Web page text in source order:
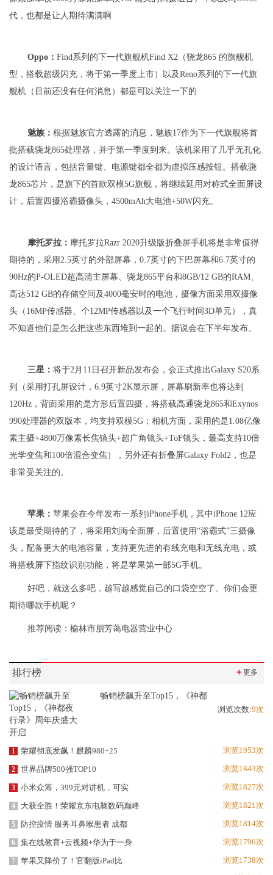
代，也都是让人期待满满啊
Oppo： Find系列的下一代旗舰机Find X2（骁龙865 的旗舰机
型，搭载超级闪充，将于第一季度上市）以及Reno系列的下一代旗
舰机（目前还没有任何消息）都是可以关注一下的
魅族： 根据魅族官方透露的消息，魅族17作为下一代旗舰将首
批搭载骁龙865处理器，并于第一季度到来。该机采用了几乎无孔化
的设计语言，包括音量键、电源键都全都为虚拟压感按钮。搭载骁
龙865芯片，是旗下的首款双模5G旗舰，将继续延用对称式全面屏设
计，后置四摄浴霸摄像头，4500mAh大电池+50W闪充。
摩托罗拉： 摩托罗拉Razr 2020升级版折叠屏手机将是非常值得
期待的，采用2.5英寸的外部屏幕，0.7英寸的下巴屏幕和6.7英寸的
90Hz的P-OLED超高清主屏幕、骁龙865平台和8GB/12 GB的RAM、
高达512 GB的存储空间及4000毫安时的电池，摄像方面采用双摄像
头（16MP传感器、个12MP传感器以及一个飞行时间3D单元），真
不知道他们是怎么把这些东西堆到一起的。据说会在下半年发布。
三星： 将于2月11日召开新品发布会，会正式推出Galaxy S20系
列（采用打孔屏设计，6.9英寸2K显示屏，屏幕刷新率也将达到
120Hz，背面采用的是方形后置四摄，将搭载高通骁龙865和Exynos
990处理器的双版本，均支持双模5G；相机方面，采用的是1.08亿像
素主摄+4800万像素长焦镜头+超广角镜头+ToF镜头，最高支持10倍
光学变焦和100倍混合变焦），另外还有折叠屏Galaxy Fold2，也是
非常受关注的。
苹果： 苹果会在今年发布一系列iPhone手机，其中iPhone 12应
该是最受期待的了，将采用刘海全面屏，后置使用“浴霸式”三摄像
头，配备更大的电池容量，支持更先进的有线充电和无线充电，或
将搭载屏下指纹识别功能，将是苹果第一部5G手机。
好吧，就这么多吧，越写越感觉自己的口袋空空了。你们会更
期待哪款手机呢？
推荐阅读： 榆林市朋芳蔼电器营业中心
排行榜 ＋更多
畅销榜飙升至Top15，《神都
浏览次数:9次
1 荣耀彻底发飙！麒麟980+25 浏览1953次
2 世界品牌500强TOP10 浏览1843次
3 小米众筹，399元对讲机，可实 浏览1827次
4 大获全胜！荣耀京东电脑数码巅峰 浏览1821次
5 防控疫情 服务耳鼻喉患者 成都 浏览1814次
6 集在线教育+云视频+华为于一身 浏览1796次
7 苹果又降价了！官翻版iPad比 浏览1738次